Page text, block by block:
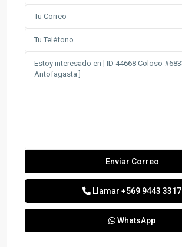
Llamar +569 9443 3317
WhatsApp